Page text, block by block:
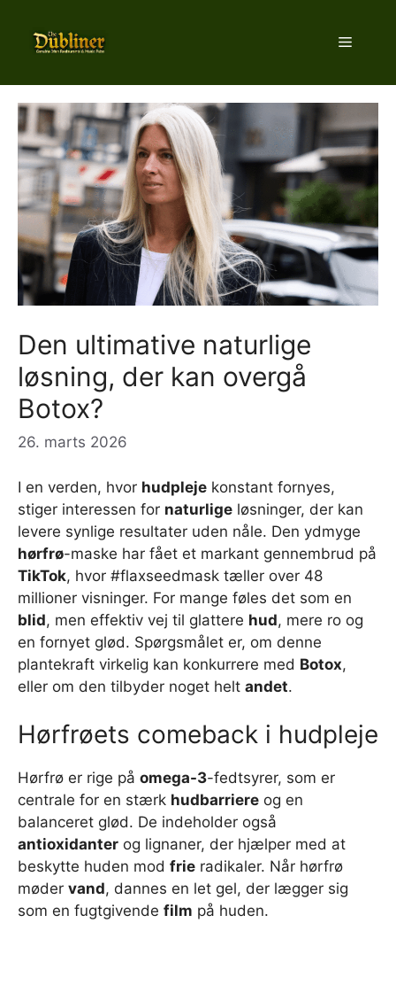
indhold
Menu
Den ultimative naturlige
løsning, der kan overgå
Botox?
26. marts 2026
I en verden, hvor hudpleje konstant fornyes,
stiger interessen for naturlige løsninger, der kan
levere synlige resultater uden nåle. Den ydmyge
hørfrø-maske har fået et markant gennembrud på
TikTok, hvor #flaxseedmask tæller over 48
millioner visninger. For mange føles det som en
blid, men effektiv vej til glattere hud, mere ro og
en fornyet glød. Spørgsmålet er, om denne
plantekraft virkelig kan konkurrere med Botox,
eller om den tilbyder noget helt andet.
Hørfrøets comeback i hudpleje
Hørfrø er rige på omega-3-fedtsyrer, som er
centrale for en stærk hudbarriere og en
balanceret glød. De indeholder også
antioxidanter og lignaner, der hjælper med at
beskytte huden mod frie radikaler. Når hørfrø
møder vand, dannes en let gel, der lægger sig
som en fugtgivende film på huden.